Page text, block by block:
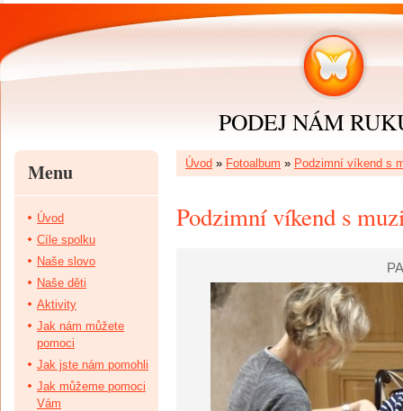
PODEJ NÁM
Úvod » Fotoalbum » Podzimní víkend s
Podzimní víkend s
Menu
Úvod
Cíle spolku
Naše slovo
Naše děti
Aktivity
Jak nám můžete
pomoci
Jak jste nám pomohli
Jak můžeme pomoci
Vám